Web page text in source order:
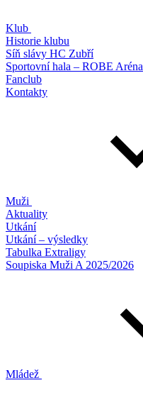
Klub
Historie klubu
Síň slávy HC Zubří
Sportovní hala – ROBE Aréna
Fanclub
Kontakty
Muži
Aktuality
Utkání
Utkání – výsledky
Tabulka Extraligy
Soupiska Muži A 2025/2026
Mládež